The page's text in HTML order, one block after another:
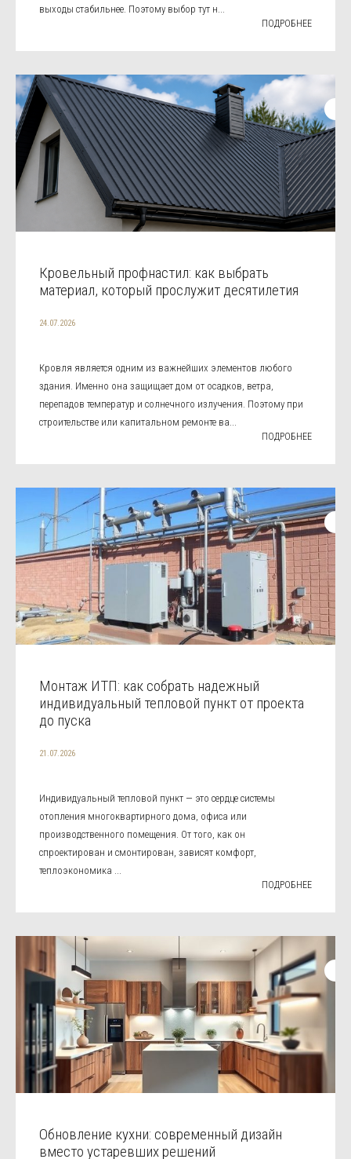
выходы стабильнее. Поэтому выбор тут н...
ПОДРОБНЕЕ
Кровельный профнастил: как выбрать
материал, который прослужит десятилетия
24.07.2026
Кровля является одним из важнейших элементов любого
здания. Именно она защищает дом от осадков, ветра,
перепадов температур и солнечного излучения. Поэтому при
строительстве или капитальном ремонте ва...
ПОДРОБНЕЕ
Монтаж ИТП: как собрать надежный
индивидуальный тепловой пункт от проекта
до пуска
21.07.2026
Индивидуальный тепловой пункт — это сердце системы
отопления многоквартирного дома, офиса или
производственного помещения. От того, как он
спроектирован и смонтирован, зависят комфорт,
теплоэкономика ...
ПОДРОБНЕЕ
Обновление кухни: современный дизайн
вместо устаревших решений